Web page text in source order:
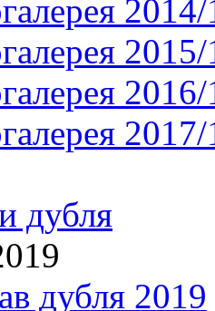
дубля
дубля 2019